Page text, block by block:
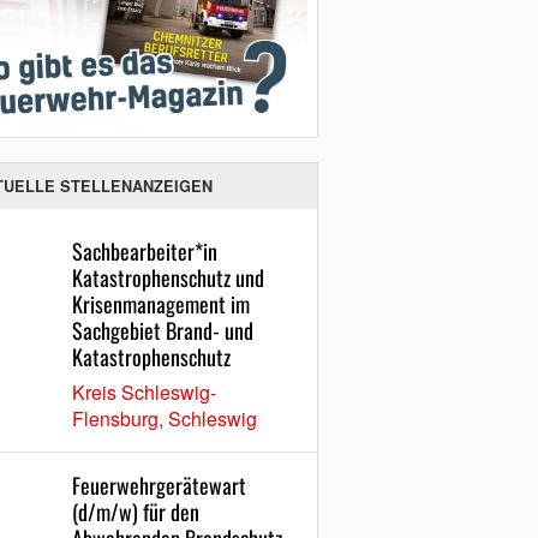
STELLENANZEIGEN
Sachbearbeiter*in
Katastrophenschutz und
Krisenmanagement im
Sachgebiet Brand- und
Katastrophenschutz
Kreis Schleswig-
Flensburg, Schleswig
Feuerwehrgerätewart
(d/m/w) für den